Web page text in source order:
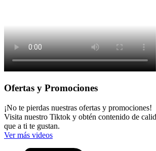
Ofertas y Promociones
¡No te pierdas nuestras ofertas y promociones!
Visita nuestro Tiktok y obtén contenido de
que a ti te gustan.
Ver más videos